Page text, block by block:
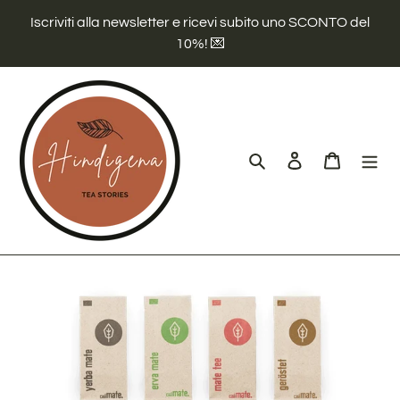
direttamente
contenuti
Iscriviti alla newsletter e ricevi subito uno SCONTO del
10%! 💌
Cerca Accedi Carrello